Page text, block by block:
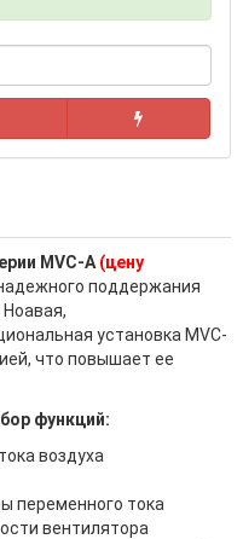
MVC-A (цену
поддержания
установка MVC-
что повышает ее
функций:
воздуха
переменного тока
вентилятора